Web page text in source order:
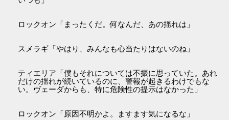
ロックオン「まったくだ。何なんだ、あの揺れは」
スメラギ「やはり、みんなも心当たりはないのね」
ティエリア「僕もそれについては不振に思っていた。あれ
だけの揺れが続いているのに、警報が起きるわけでもな
い。ヴェーダからも、特に危険性の提示はなかった」
ロックオン「原因不明かよ。ますます気になるな」